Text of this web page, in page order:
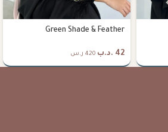
Green Shade & Feather
42 .د.ب 420 ر.س